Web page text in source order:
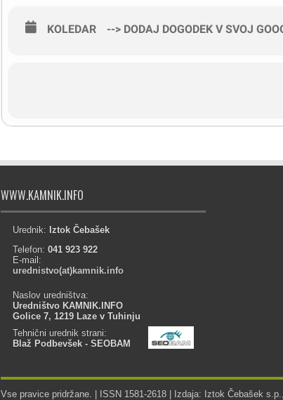
KOLEDAR --> DODAJ DOGODEK V SVOJ
WWW.KAMNIK.INFO
Urednik: Iztok Čebašek
Telefon: 041 923 922
E-mail:
urednistvo(at)kamnik.info
Naslov uredništva:
Uredništvo KAMNIK.INFO
Golice 7, 1219 Laze v Tuhinju
Tehnični urednik strani:
Blaž Podbevšek - SEOBAM
Vse pravice pridržane. | ISSN 1581-2618 | Izdaja: Iztok Čebašek